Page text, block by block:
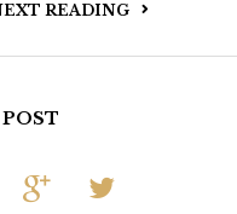
READING